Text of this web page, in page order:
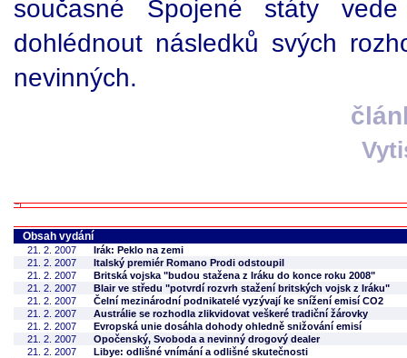
současné Spojené státy
dohlédnout následků svých
nevinných.
Obsah vydání
21. 2. 2007
Irák: Peklo na zemi
21. 2. 2007
Italský premiér Romano Prodi odstoupil
21. 2. 2007
Britská vojska "budou stažena z Iráku do konce roku 2008"
21. 2. 2007
Blair ve středu "potvrdí rozvrh stažení britských vojsk z Iráku"
21. 2. 2007
Čelní mezinárodní podnikatelé vyzývají ke snížení emisí CO2
21. 2. 2007
Austrálie se rozhodla zlikvidovat veškeré tradiční žárovky
21. 2. 2007
Evropská unie dosáhla dohody ohledně snižování emisí
21. 2. 2007
Opočenský, Svoboda a nevinný drogový dealer
21. 2. 2007
Libye: odlišné vnímání a odlišné skutečnosti